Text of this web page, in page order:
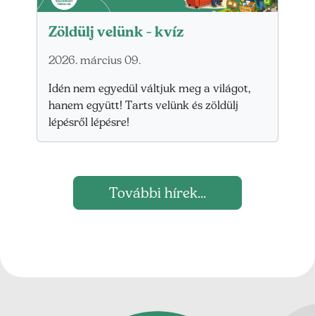
Zöldülj velünk - kvíz
2026. március 09.
Idén nem egyedül váltjuk meg a világot,
hanem együtt! Tarts velünk és zöldülj
lépésről lépésre!
További hírek...